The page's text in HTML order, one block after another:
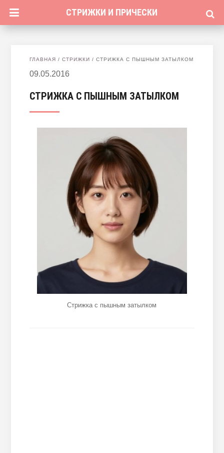
СТРИЖКИ И ПРИЧЕСКИ
ГЛАВНАЯ / СТРИЖКИ / СТРИЖКА С ПЫШНЫМ ЗАТЫЛКОМ
09.05.2016
СТРИЖКА С ПЫШНЫМ ЗАТЫЛКОМ
Стрижка с пышным затылком